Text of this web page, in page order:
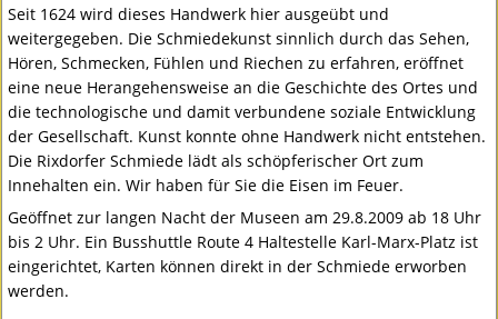
Seit 1624 wird dieses Handwerk hier ausgeübt und
weitergegeben. Die Schmiedekunst sinnlich durch das Sehen,
Hören, Schmecken, Fühlen und Riechen zu erfahren, eröffnet
eine neue Herangehensweise an die Geschichte des Ortes und
die technologische und damit verbundene soziale Entwicklung
der Gesellschaft. Kunst konnte ohne Handwerk nicht entstehen.
Die Rixdorfer Schmiede lädt als schöpferischer Ort zum
Innehalten ein. Wir haben für Sie die Eisen im Feuer.
Geöffnet zur langen Nacht der Museen am 29.8.2009 ab 18 Uhr
bis 2 Uhr. Ein Busshuttle Route 4 Haltestelle Karl-Marx-Platz ist
eingerichtet, Karten können direkt in der Schmiede erworben
werden.